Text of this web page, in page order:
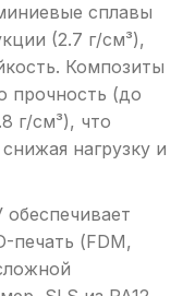
сплавы
(2.7 г/см³),
Композиты
прочность (до
г/см³), что
нагрузку и
печать (FDM,